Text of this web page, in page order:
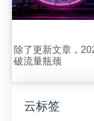
除了更新文章，
破流量瓶颈
云标签